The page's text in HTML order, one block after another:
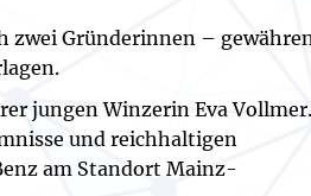
zwei Gründerinnen –
jungen Winzerin Eva
und reichhaltigen
am Standort Mainz-